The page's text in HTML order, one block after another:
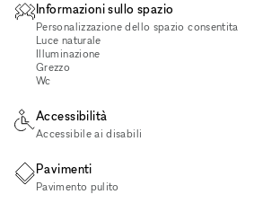
Informazioni sullo spazio
Personalizzazione dello spazio consentita
Luce naturale
Illuminazione
Grezzo
Wc
Accessibilità
Accessibile ai disabili
Pavimenti
Pavimento pulito